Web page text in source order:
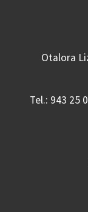
Otalora
Tel.: 943 25